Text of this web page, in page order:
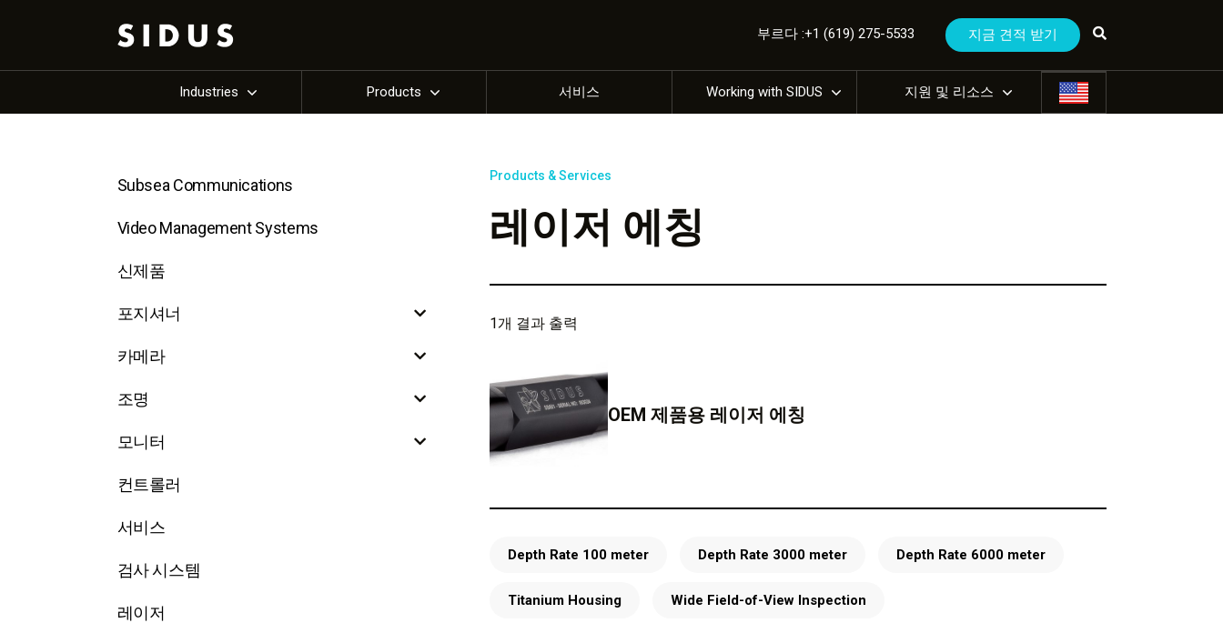
부르다 :+1 (619) 275-5533 지금 견적 받기
Industries Products 서비스 Working with SIDUS 지원 및 리소스
Subsea Communications
Video Management Systems
신제품
포지셔너
카메라
조명
모니터
컨트롤러
서비스
검사 시스템
레이저
Products & Services
레이저 에칭
1개 결과 출력
OEM 제품용 레이저 에칭
Depth Rate 100 meter Depth Rate 3000 meter Depth Rate 6000 meter
Titanium Housing Wide Field-of-View Inspection